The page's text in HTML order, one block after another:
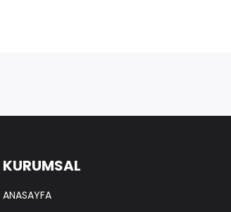
KURUMSAL
ANASAYFA